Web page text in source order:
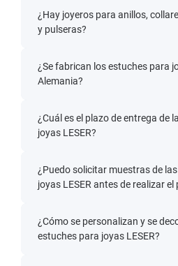
¿Hay joyeros para anillos,
y pulseras?
¿Se fabrican los estuches para
Alemania?
¿Cuál es el plazo de entrega de
joyas LESER?
¿Puedo solicitar muestras de
joyas LESER antes de realizar el
¿Cómo se personalizan y se
estuches para joyas LESER?